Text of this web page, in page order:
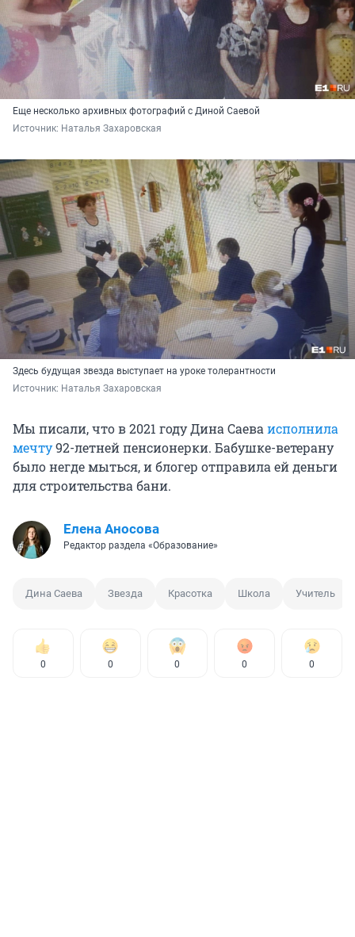
Еще несколько архивных фотографий с Диной Саевой
Источник: Наталья Захаровская
Здесь будущая звезда выступает на уроке толерантности
Источник: Наталья Захаровская
Мы писали, что в 2021 году Дина Саева исполнила
мечту92-летней пенсионерки. Бабушке-ветерану
было негде мыться, и блогер отправила ей деньги
для строительства бани.
Елена Аносова
Редактор раздела «Образование»
Дина Саева Звезда Красотка Школа Учитель
0 0 0 0 0